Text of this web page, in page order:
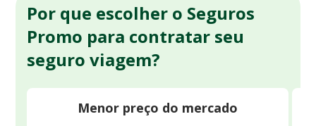
Por que escolher o Seguros
Promo para contratar seu
seguro viagem?
Menor preço do mercado